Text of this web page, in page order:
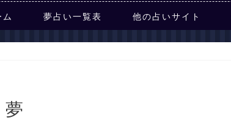
ム 夢占い一覧表 他の占いサイト
夢